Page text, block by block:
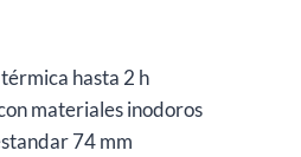
hasta 2 h
materiales inodoros
74 mm